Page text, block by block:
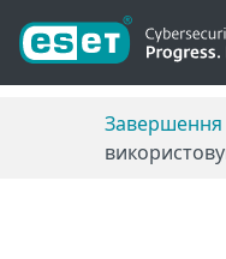
Завершення